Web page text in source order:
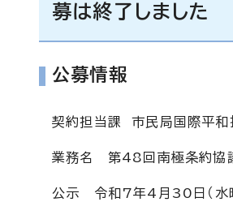
募は終了しました
公募情報
契約担当課 市民局国際平和
業務名 第48回南極条約協
公示 令和7年4月30日（水